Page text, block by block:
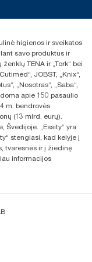
higienos ir sveikatos
savo produktus ir
TENA ir „Tork“ bei
JOBST, „Knix“,
„Nosotras“, „Saba“,
apie 150 pasaulio
m. bendrovės
(13 mlrd. eurų).
Švedijoje. „Essity“ yra
stengiasi, kad kelyje į
tvaresnės ir į žiedinę
informacijos